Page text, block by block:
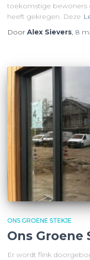
toekomstige bewoners
heeft gekregen. Deze
Door Alex Sievers, 8
ONS GROENE STEKJE
Ons Groene
Er wordt flink